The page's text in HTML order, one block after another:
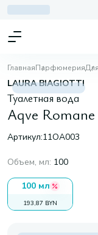
ГлавнаяПарфюмерия
LAURA BIAGIOTTI
Туалетная вода
Aqve
Артикул:11OA003
Объем, мл: 100
100 мл
193,87 BYN